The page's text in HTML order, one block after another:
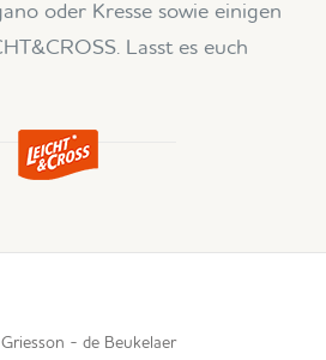
oder Kresse sowie einigen
Lasst es euch
Griesson - de Beukelaer